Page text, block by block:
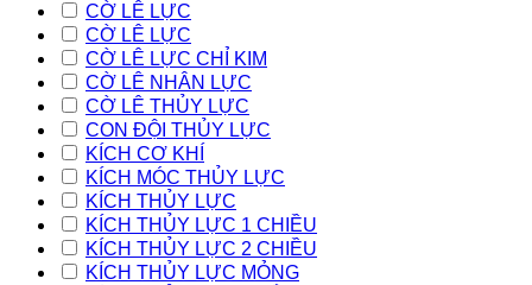
CỜ LÊ LỰC
CỜ LÊ LỰC
CỜ LÊ LỰC CHỈ KIM
CỜ LÊ NHÂN LỰC
CỜ LÊ THỦY LỰC
CON ĐỘI THỦY LỰC
KÍCH CƠ KHÍ
KÍCH MÓC THỦY LỰC
KÍCH THỦY LỰC
KÍCH THỦY LỰC 1 CHIỀU
KÍCH THỦY LỰC 2 CHIỀU
KÍCH THỦY LỰC MỎNG